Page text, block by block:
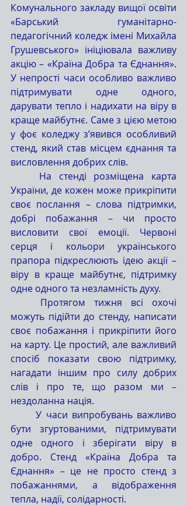
Комунального закладу вищої освіти
«Барський гуманітарно-
педагогічний коледж імені Михайла
Грушевського» ініціювала важливу
акцію – «Країна Добра та Єднання».
У непрості часи особливо важливо
підтримувати одне одного,
дарувати тепло і надихати на віру в
краще майбутнє. Саме з цією метою
у фоє коледжу з’явився особливий
стенд, який став місцем єднання та
висловлення добрих слів.
України, де кожен може прикріпити
своє послання – слова підтримки,
добрі побажання – чи просто
висловити свої емоції. Червоні
серця і кольори українського
прапора підкреслюють ідею акції –
віру в краще майбутнє, підтримку
одне одного та незламність духу.
можуть підійти до стенду, написати
своє побажання і прикріпити його
на карту. Це простий, але важливий
спосіб показати свою підтримку,
нагадати іншим про силу добрих
слів і про те, що разом ми –
нездоланна нація.
	У часи випробувань важливо
бути згуртованими, підтримувати
одне одного і зберігати віру в
добро. Стенд «Країна Добра та
Єднання» – це не просто стенд з
побажаннями, а відображення
тепла, надії, солідарності.